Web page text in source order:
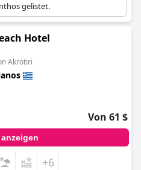
gelistet.
Hotel
Akrotiri
Von 61 $
+6